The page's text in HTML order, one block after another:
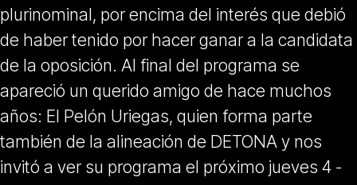
plurinominal, por encima del interés que debió
de haber tenido por hacer ganar a la candidata
de la oposición. Al final del programa se
apareció un querido amigo de hace muchos
años: El Pelón Uriegas, quien forma parte
también de la alineación de DETONA y nos
invitó a ver su programa el próximo jueves 4 -